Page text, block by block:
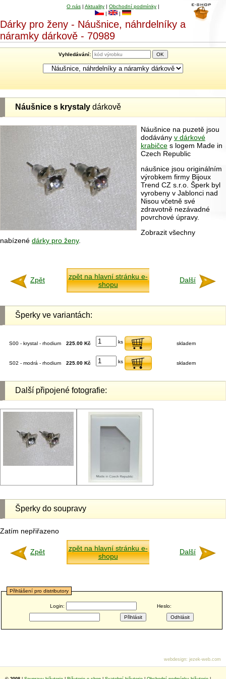
O nás | Aktuality | Obchodní podmínky |
|
|
Dárky pro ženy - Náušnice, náhrdelníky a
náramky dárkově - 70989
Vyhledávání:
Náušnice s krystaly dárkově
Náušnice na puzetě jsou
dodávány v dárkové
krabičces logem Made in
Czech Republic
náušnice jsou originálním
výrobkem firmy Bijoux
Trend CZ s.r.o. Šperk byl
vyrobeny v Jablonci nad
Nisou včetně své
zdravotně nezávadné
povrchové úpravy.
Zobrazit všechny
nabízené dárky pro ženy.
Zpět
zpět na hlavní stránku e-
shopu
Další
Šperky ve variantách:
S00 - krystal - rhodium 225.00 Kč ks skladem
S02 - modrá - rhodium 225.00 Kč ks skladem
Další připojené fotografie:
Šperky do soupravy
Zatím nepřiřazeno
Zpět
zpět na hlavní stránku e-
shopu
Další
Přihlášení pro distributory
Login: Heslo:
webdesign: jezek-web.com